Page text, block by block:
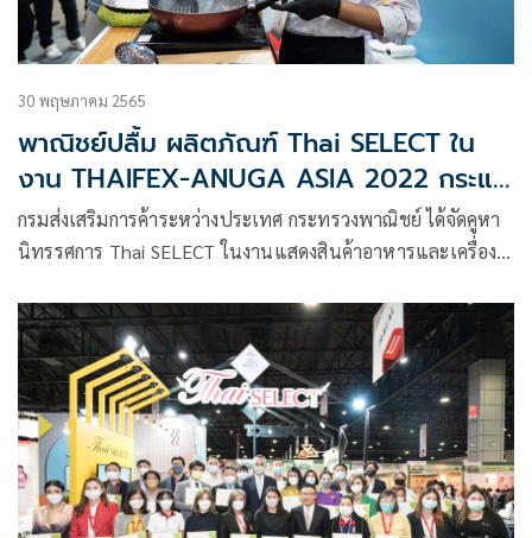
30 พฤษภาคม 2565
พาณิชย์ปลื้ม ผลิตภัณฑ์ Thai SELECT ใน
งาน THAIFEX-ANUGA ASIA 2022 กระแส
ตอบรับดีล้นหลาม
กรมส่งเสริมการค้าระหว่างประเทศ กระทรวงพาณิชย์ ได้จัดคูหา
นิทรรศการ Thai SELECT ในงานแสดงสินค้าอาหารและเครื่อง